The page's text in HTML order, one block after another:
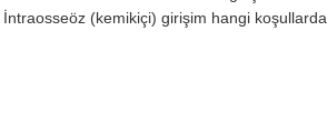
(kemikiçi) girişim hangi koşullarda